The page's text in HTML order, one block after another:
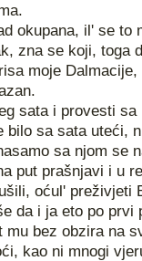
okupana, il' se to
zna se koji, toga
moje
sata i provesti
bilo sa sata uteći,
sa njom se
put prašnjavi i u
oćul' preživjeti
da i ja eto po prvi
bez obzira na
kao ni mnogi